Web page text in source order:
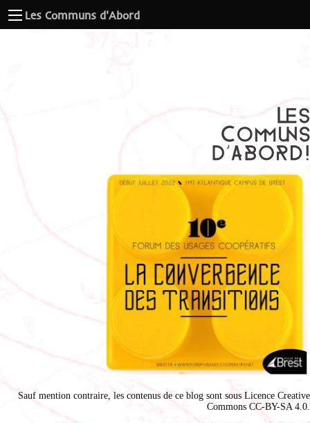
Les Communs d'Abord
Sauf mention contraire, les contenus de ce blog sont sous Licence Creative
Commons CC-BY-SA 4.0.